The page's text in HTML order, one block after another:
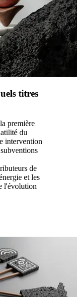
titres
première
du
intervention
de
et les
l'évolution